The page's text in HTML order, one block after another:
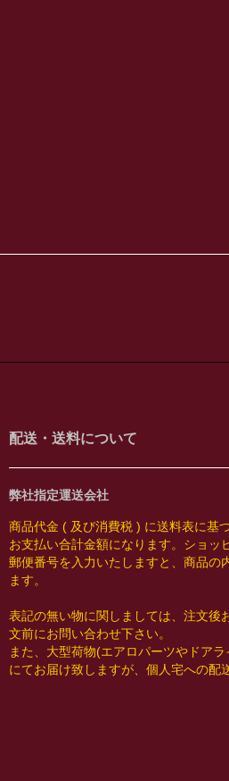
配送・送料について
弊社指定運送会社
商品代金 ( 及び消費税 ) に送料表に基
お支払い合計金額になります。ショッ
郵便番号を入力いたしますと、商品の
ます。
表記の無い物に関しましては、注文後
文前にお問い合わせ下さい。
また、大型荷物(エアロパーツやドア
にてお届け致しますが、個人宅への配